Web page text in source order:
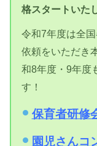
格スタートいた
令和7年度は全
依頼をいただき
和8年度・9年度
す！
保育者研修
園児さんコ